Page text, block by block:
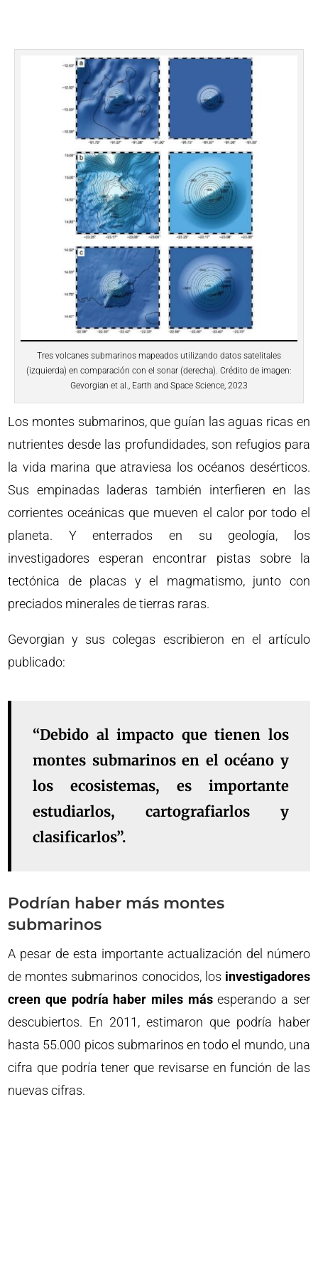
Tres volcanes submarinos mapeados utilizando datos satelitales
(izquierda) en comparación con el sonar (derecha). Crédito de imagen:
Gevorgian et al., Earth and Space Science, 2023
Los montes submarinos, que guían las aguas ricas en
nutrientes desde las profundidades, son refugios para
la vida marina que atraviesa los océanos desérticos.
Sus empinadas laderas también interfieren en las
corrientes oceánicas que mueven el calor por todo el
planeta. Y enterrados en su geología, los
investigadores esperan encontrar pistas sobre la
tectónica de placas y el magmatismo, junto con
preciados minerales de tierras raras.
Gevorgian y sus colegas escribieron en el artículo
publicado:
“Debido al impacto que tienen los
montes submarinos en el océano y
los ecosistemas, es importante
estudiarlos, cartografiarlos y
clasificarlos”.
Podrían haber más montes
submarinos
A pesar de esta importante actualización del número
de montes submarinos conocidos, los investigadores
creen que podría haber miles másesperando a ser
descubiertos. En 2011, estimaron que podría haber
hasta 55.000 picos submarinos en todo el mundo, una
cifra que podría tener que revisarse en función de las
nuevas cifras.